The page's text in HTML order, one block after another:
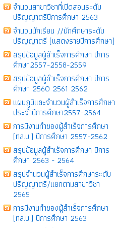
จำนวนสาขาวิชาที่เปิดสอนระดับ
ปริญญาตรีปีการศึกษา 2563
จำนวนนักเรียน //นักศึกษาระดับ
ปริญญาตรี (แสดงรายปีการศึกษา)
สรุปข้อมูลผู้สำเร็จการศึกษา ปีการ
ศึกษา2557-2558-2559
สรุปข้อมูลผู้สำเร็จการศึกษา ปีการ
ศึกษา 2560 2561 2562
แผนภูมิและจำนวนผู้สำเร็จการศึกษา
ประจำปีการศึกษา2557-2564
การมีงานทำของผู้สำเร็จการศึกษา
(ทล.บ.) ปีการศึกษา 2557-2562
สรุปข้อมูลผู้สำเร็จการศึกษา ปีการ
ศึกษา 2563 - 2564
สรุปจำนวนผู้สำเร็จการศึกษาระดับ
ปริญญาตรี/แยกตามสาขาวิชา
2565
การมีงานทำของผู้สำเร็จการศึกษา
(ทล.บ.) ปีการศึกษา 2563